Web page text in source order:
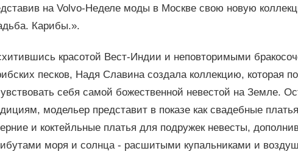
на Volvo-Неделе моды в Москве свою новую
Карибы.».
красотой Вест-Индии и неповторимыми
песков, Надя Славина создала коллекцию, которая
себя самой божественной невестой на Земле.
модельер представит в показе как свадебные
и коктейльные платья для подружек невесты,
моря и солнца - расшитыми купальниками и